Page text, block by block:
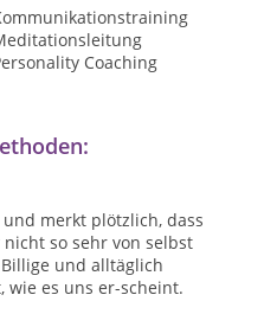
Coaching
merkt plötzlich, dass
so sehr von selbst
und alltäglich
wie es uns er-scheint.